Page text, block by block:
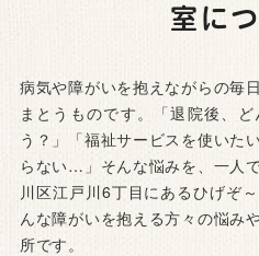
室に
病気や障がいを抱えながらの毎
まとうものです。「退院後、
う？」「福祉サービスを使いた
らない…」そんな悩みを、一人
川区江戸川6丁目にあるひげぞ
んな障がいを抱える方々の悩み
所です。